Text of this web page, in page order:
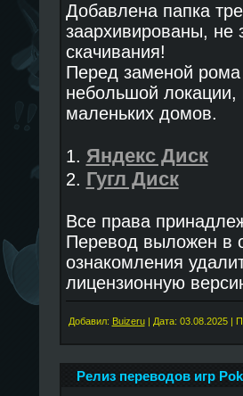
Добавлена папка
заархивированы, не
скачивания!
Перед заменой рома
небольшой локации,
маленьких домов.
1. Яндекс Диск
2. Гугл Диск
Все права
Перевод выложен в
ознакомления
лицензионную
Добавил: Buizeru| Дата: 03.08.2025|
Релиз переводов игр